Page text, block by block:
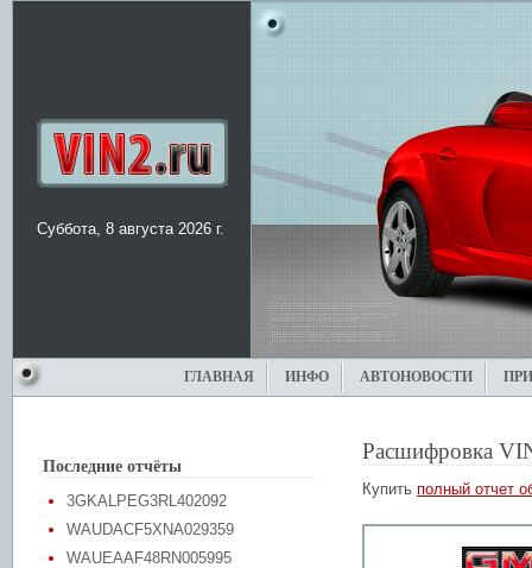
Суббота, 8 августа 2026 г.
ГЛАВНАЯ ИНФО АВТОНОВОСТИ
Последние отчёты
3GKALPEG3RL402092
WAUDACF5XNA029359
WAUEAAF48RN005995
Расшифровка
Купить полный отчет